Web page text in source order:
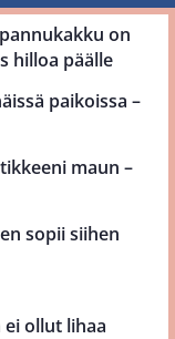
on
hilloa päälle
paikoissa –
maun –
sopii siihen
ollut lihaa